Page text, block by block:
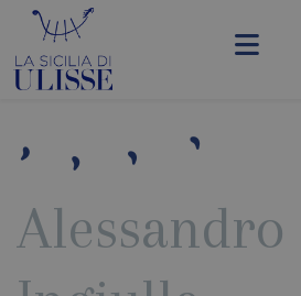
Alessandro